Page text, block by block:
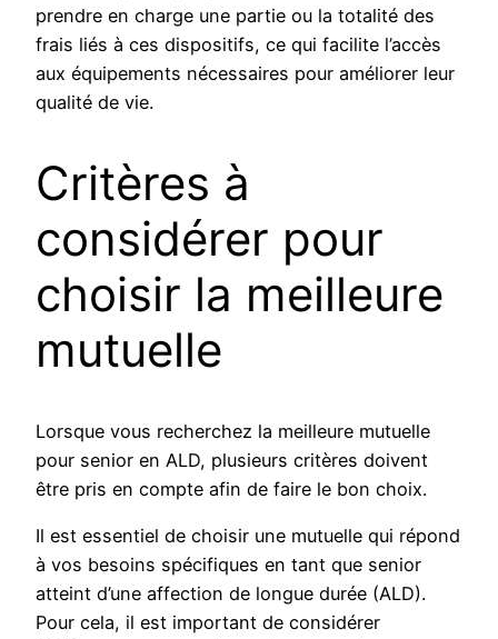
prendre en charge une partie ou la totalité des
frais liés à ces dispositifs, ce qui facilite l’accès
aux équipements nécessaires pour améliorer leur
qualité de vie.
Critères à
considérer pour
choisir la meilleure
mutuelle
Lorsque vous recherchez la meilleure mutuelle
pour senior en ALD, plusieurs critères doivent
être pris en compte afin de faire le bon choix.
Il est essentiel de choisir une mutuelle qui répond
à vos besoins spécifiques en tant que senior
atteint d’une affection de longue durée (ALD).
Pour cela, il est important de considérer